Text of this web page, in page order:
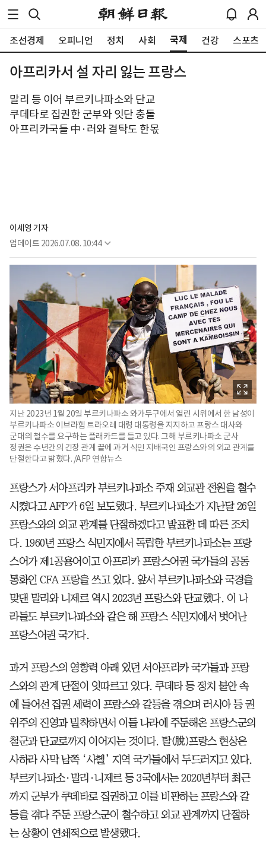
조선경제 오피니언 정치 사회 국제 건강 스포츠
아프리카서 설 자리 잃는 프랑스
말리 등 이어 부르키나파소와 단교
쿠데타로 집권한 군부와 잇단 충돌
아프리카국들 中·러와 결탁도 한몫
이세영 기자
업데이트 2026.07.08. 10:44
지난 2023년 1월 20일 부르키나파소 와가두구에서 열린 시위에서 한 남성이
부르키나파소 이브라힘 트라오레 대령 대통령을 지지하고 프랑스 대사와
군대의 철수를 요구하는 플래카드를 들고 있다. 그해 부르키나파소 군사
정권은 수년간의 긴장 관계 끝에 과거 식민 지배국인 프랑스와의 외교 관계를
단절한다고 밝혔다. /AFP 연합뉴스
프랑스가 서아프리카 부르키나파소 주재 외교관 전원을 철수
시켰다고 AFP가 6일 보도했다. 부르키나파소가 지난달 26일
프랑스와의 외교 관계를 단절하겠다고 발표한 데 따른 조치
다. 1960년 프랑스 식민지에서 독립한 부르키나파소는 프랑
스어가 제1공용어이고 아프리카 프랑스어권 국가들의 공동
통화인 CFA 프랑을 쓰고 있다. 앞서 부르키나파소와 국경을
맞댄 말리와 니제르 역시 2023년 프랑스와 단교했다. 이 나
라들도 부르키나파소와 같은 해 프랑스 식민지에서 벗어난
프랑스어권 국가다.
과거 프랑스의 영향력 아래 있던 서아프리카 국가들과 프랑
스와의 관계 단절이 잇따르고 있다. 쿠데타 등 정치 불안 속
에 들어선 집권 세력이 프랑스와 갈등을 겪으며 러시아 등 권
위주의 진영과 밀착하면서 이들 나라에 주둔해온 프랑스군의
철군과 단교로까지 이어지는 것이다. 탈(脫)프랑스 현상은
사하라 사막 남쪽 ‘사헬’ 지역 국가들에서 두드러지고 있다.
부르키나파소·말리·니제르 등 3국에서는 2020년부터 최근
까지 군부가 쿠데타로 집권하고 이를 비판하는 프랑스와 갈
등을 겪다 주둔 프랑스군이 철수하고 외교 관계까지 단절하
는 상황이 연쇄적으로 발생했다.